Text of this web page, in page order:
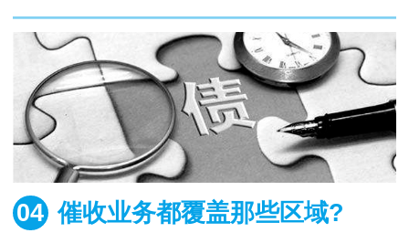
04 催收业务都覆盖那些区域?